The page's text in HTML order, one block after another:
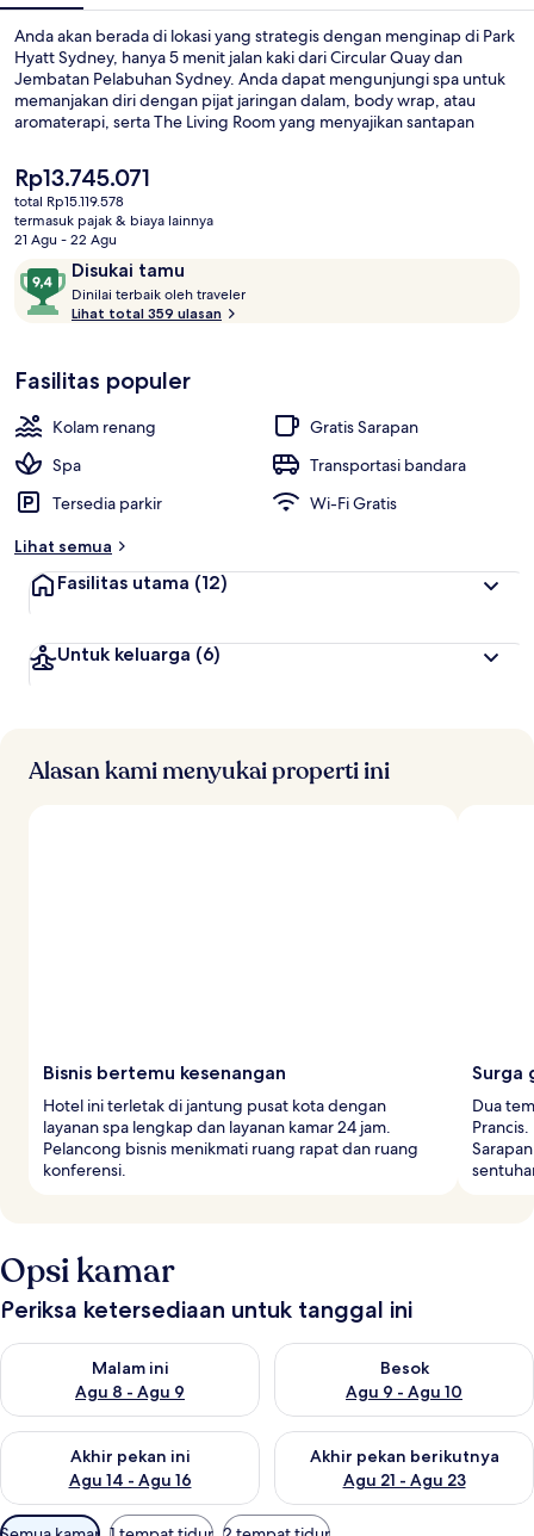
Anda akan berada di lokasi yang strategis dengan menginap di Park
Hyatt Sydney, hanya 5 menit jalan kaki dari Circular Quay dan
Jembatan Pelabuhan Sydney. Anda dapat mengunjungi spa untuk
memanjakan diri dengan pijat jaringan dalam, body wrap, atau
aromaterapi, serta The Living Room yang menyajikan santapan
outdoor, bar/lounge, dan pusat kebugaran 24 jam. Para traveler
terkesan dengan staf.
Harga
saat
ini
Rp13.745.071
Rp13.745.071
total Rp15.119.578
termasuk pajak & biaya lainnya
21 Agu - 22 Agu
Ulasan Disukai tamu
9,4
dari
10,
tamu
Dinilai terbaik oleh traveler
i
r
a
Lihat total 359 ulasan
Fasilitas populer
Kolam renang
Gratis Sarapan
Spa
Transportasi bandara
Tersedia parkir
Wi-Fi Gratis
Lihat semua
Fasilitas utama (12)
Untuk keluarga (6)
Alasan kami menyukai properti ini
Bisnis bertemu kesenangan
Hotel ini terletak di jantung pusat kota dengan
layanan spa lengkap dan layanan kamar 24 jam.
Pelancong bisnis menikmati ruang rapat dan ruang
konferensi.
Surga
Dua
Opsi kamar
Periksa ketersediaan untuk tanggal ini
Malam ini
Agu 8 - Agu 9
Periksa ketersediaan untuk malam ini Agu 8 - Agu 9
Besok
Agu 9 - Agu 10
Periksa ketersediaan untuk
Akhir pekan ini
Agu 14 - Agu 16
Periksa ketersediaan untuk akhir pekan ini Agu 14 - Agu 16
Akhir pekan berikutnya
Agu 21 - Agu 23
Periksa ketersediaan untuk
Filter